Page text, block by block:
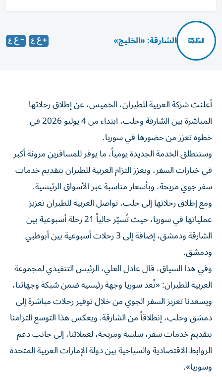
الشارقة: «الخليج»
أعلنت شركة العربية للطيران، الخميس، عن إطلاق رحلاتها
المباشرة بين الشارقة وحلب، ابتداء من 4 يوليو 2026 في
خطوة تعزز من حضورها في سوريا.
وستنطلق الخدمة الجديدة يومياً، ما يوفر للمسافرين مرونة أكبر
في خيارات السفر، ويعزز التزام العربية للطيران بتقديم خدمات
سفر جوي مريحة، وبأسعار مناسبة عبر الأسواق الرئيسية.
ومع إطلاق رحلاتها إلى حلب، تواصل العربية للطيران تعزيز
عملياتها في سوريا، حيث تُسيّر حالياً 21 رحلة أسبوعية بين
الشارقة ودمشق، إضافة إلى 3 رحلات أسبوعية بين أبوظبي
ودمشق.
وفي هذا السياق، قال عادل العلي، الرئيس التنفيذي لمجموعة
العربية للطيران: «تُعد سوريا وجهة رئيسية ضمن شبكة وجهاتنا،
ويسعدنا تعزيز السفر الجوي من خلال توفير رحلات مباشرة إلى
دمشق وحلب، إنطلاقاً من الشارقة. ويعكس هذا التوسع التزامنا
بتقديم خدمات سفر، سلسة ومريحة، لعملائنا، إلى جانب دعم
الروابط الاقتصادية والسياحية بين دولة الإمارات العربية المتحدة
وسوريا».